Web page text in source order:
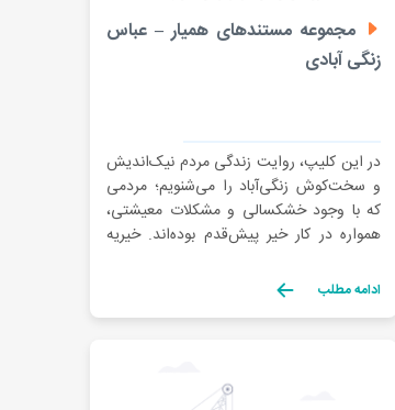
مجموعه مستندهای همیار – عباس
زنگی آبادی
در این کلیپ، روایت زندگی مردم نیک‌اندیش
و سخت‌کوش زنگی‌آباد را می‌شنویم؛ مردمی
که با وجود خشکسالی و مشکلات معیشتی،
همواره در کار خیر پیش‌قدم بوده‌اند. خیریه
آقای عباس زنگی‌آبادی و همراهی جمعی از
ادامه مطلب